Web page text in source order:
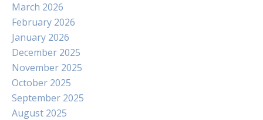
March 2026
February 2026
January 2026
December 2025
November 2025
October 2025
September 2025
August 2025